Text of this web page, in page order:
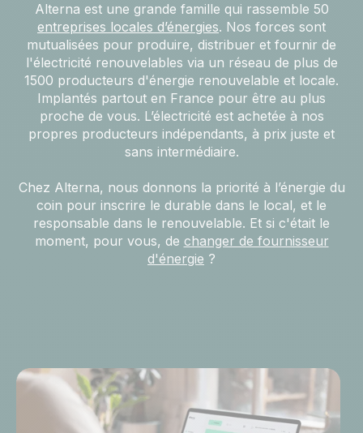
Alterna est une grande famille qui rassemble 50
entreprises locales d’énergies. Nos forces sont
mutualisées pour produire, distribuer et fournir de
l'électricité renouvelables via un réseau de plus de
1500 producteurs d'énergie renouvelable et locale.
Implantés partout en France pour être au plus
proche de vous. L’électricité est achetée à nos
propres producteurs indépendants, à prix juste et
sans intermédiaire.
Chez Alterna, nous donnons la priorité à l’énergie du
coin pour inscrire le durable dans le local, et le
responsable dans le renouvelable. Et si c'était le
moment, pour vous, de changer de fournisseur
d'énergie ?